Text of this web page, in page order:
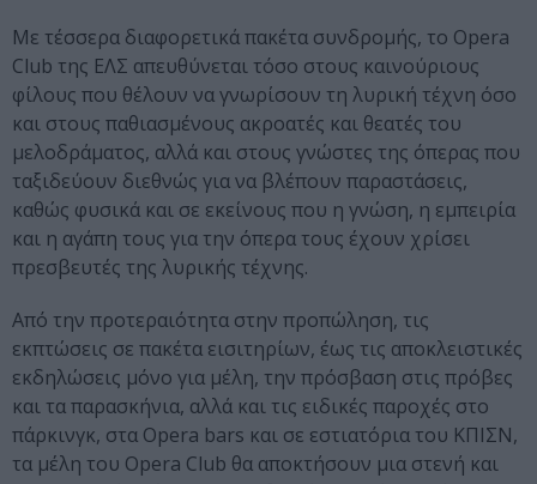
Με τέσσερα διαφορετικά πακέτα συνδρομής, το Opera
Club της ΕΛΣ απευθύνεται τόσο στους καινούριους
φίλους που θέλουν να γνωρίσουν τη λυρική τέχνη όσο
και στους παθιασμένους ακροατές και θεατές του
μελοδράματος, αλλά και στους γνώστες της όπερας που
ταξιδεύουν διεθνώς για να βλέπουν παραστάσεις,
καθώς φυσικά και σε εκείνους που η γνώση, η εμπειρία
και η αγάπη τους για την όπερα τους έχουν χρίσει
πρεσβευτές της λυρικής τέχνης.
Από την προτεραιότητα στην προπώληση, τις
εκπτώσεις σε πακέτα εισιτηρίων, έως τις αποκλειστικές
εκδηλώσεις μόνο για μέλη, την πρόσβαση στις πρόβες
και τα παρασκήνια, αλλά και τις ειδικές παροχές στο
πάρκινγκ, στα Opera bars και σε εστιατόρια του ΚΠΙΣΝ,
τα μέλη του Opera Club θα αποκτήσουν μια στενή και